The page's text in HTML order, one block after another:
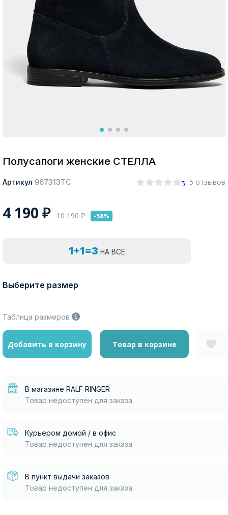
Москва
Полусапоги женские СТЕЛЛА
Артикул 967313ТС 5 5 отзывов
4 190 ₽ 10 190₽ -58%
1+1=3 НА ВСЁ
Выберите размер
Таблица размеров
Добавить в корзину Товар в корзине
В магазине RALF RINGER
Товар недоступен для заказа
Курьером домой / в офис
Товар недоступен для заказа
В пункт выдачи заказов
Товар недоступен для заказа